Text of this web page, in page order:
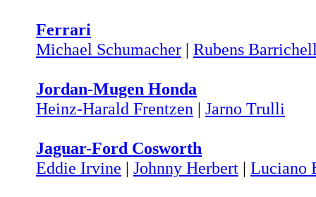
Ferrari
Michael Schumacher | Rubens
Jordan-Mugen Honda
Heinz-Harald Frentzen | Jarno Trulli
Jaguar-Ford Cosworth
Eddie Irvine | Johnny Herbert | Luciano